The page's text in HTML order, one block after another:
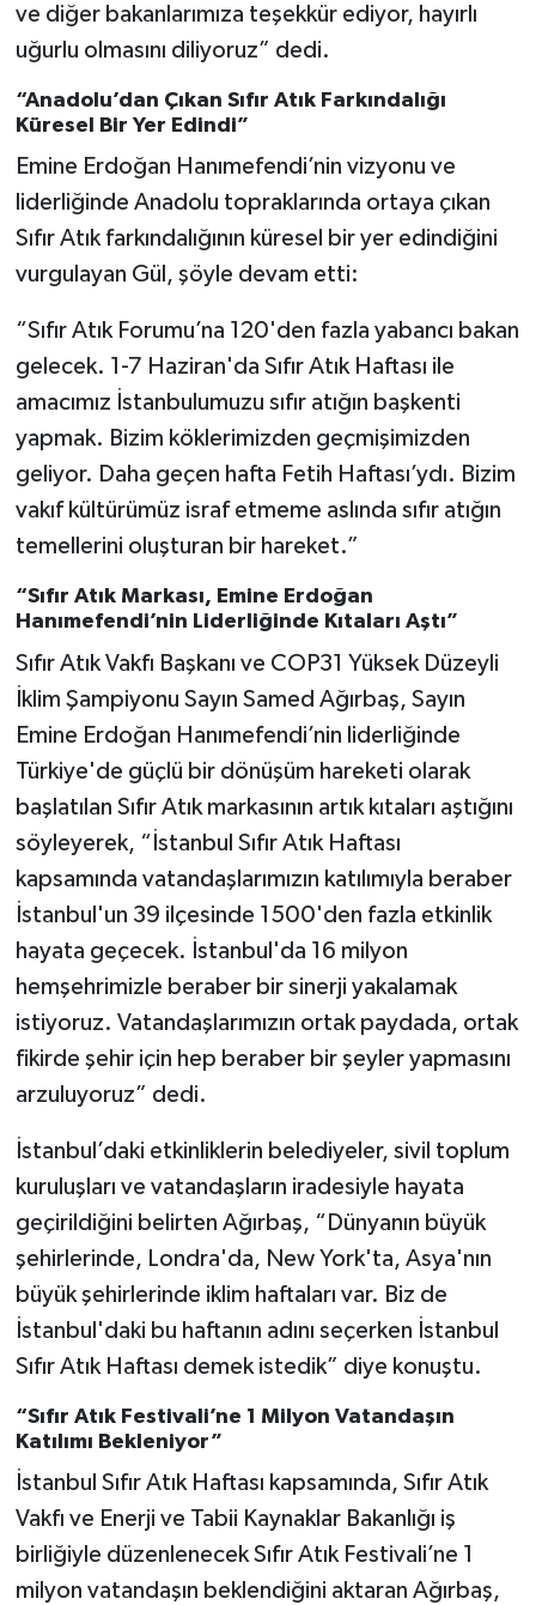
ve diğer bakanlarımıza teşekkür ediyor, hayırlı
uğurlu olmasını diliyoruz” dedi.
“Anadolu’dan Çıkan Sıfır Atık Farkındalığı
Küresel Bir Yer Edindi”
Emine Erdoğan Hanımefendi’nin vizyonu ve
liderliğinde Anadolu topraklarında ortaya çıkan
Sıfır Atık farkındalığının küresel bir yer edindiğini
vurgulayan Gül, şöyle devam etti:
“Sıfır Atık Forumu’na 120'den fazla yabancı bakan
gelecek. 1-7 Haziran'da Sıfır Atık Haftası ile
amacımız İstanbulumuzu sıfır atığın başkenti
yapmak. Bizim köklerimizden geçmişimizden
geliyor. Daha geçen hafta Fetih Haftası’ydı. Bizim
vakıf kültürümüz israf etmeme aslında sıfır atığın
temellerini oluşturan bir hareket.”
“Sıfır Atık Markası, Emine Erdoğan
Hanımefendi’nin Liderliğinde Kıtaları Aştı”
Sıfır Atık Vakfı Başkanı ve COP31 Yüksek Düzeyli
İklim Şampiyonu Sayın Samed Ağırbaş, Sayın
Emine Erdoğan Hanımefendi’nin liderliğinde
Türkiye'de güçlü bir dönüşüm hareketi olarak
başlatılan Sıfır Atık markasının artık kıtaları aştığını
söyleyerek, “İstanbul Sıfır Atık Haftası
kapsamında vatandaşlarımızın katılımıyla beraber
İstanbul'un 39 ilçesinde 1500'den fazla etkinlik
hayata geçecek. İstanbul'da 16 milyon
hemşehrimizle beraber bir sinerji yakalamak
istiyoruz. Vatandaşlarımızın ortak paydada, ortak
fikirde şehir için hep beraber bir şeyler yapmasını
arzuluyoruz” dedi.
İstanbul’daki etkinliklerin belediyeler, sivil toplum
kuruluşları ve vatandaşların iradesiyle hayata
geçirildiğini belirten Ağırbaş, “Dünyanın büyük
şehirlerinde, Londra'da, New York'ta, Asya'nın
büyük şehirlerinde iklim haftaları var. Biz de
İstanbul'daki bu haftanın adını seçerken İstanbul
Sıfır Atık Haftası demek istedik” diye konuştu.
“Sıfır Atık Festivali’ne 1 Milyon Vatandaşın
Katılımı Bekleniyor”
İstanbul Sıfır Atık Haftası kapsamında, Sıfır Atık
Vakfı ve Enerji ve Tabii Kaynaklar Bakanlığı iş
birliğiyle düzenlenecek Sıfır Atık Festivali’ne 1
milyon vatandaşın beklendiğini aktaran Ağırbaş,